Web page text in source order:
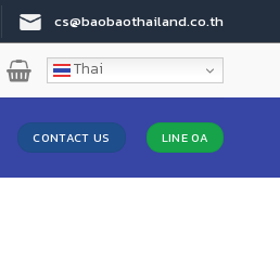
cs@baobaothailand.co.th
Thai
CONTACT US LINE OA